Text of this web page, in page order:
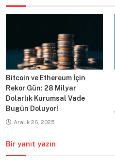
Bitcoin ve Ethereum İçin
Rekor Gün: 28 Milyar
Dolarlık Kurumsal Vade
Bugün Doluyor!
Aralık 26, 2025
Bir yanıt yazın